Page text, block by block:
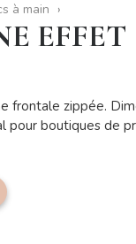
à main
EFFET
frontale zippée.
pour boutiques de
Taupe
clair